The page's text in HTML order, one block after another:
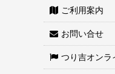
ご利用案内
お問い合せ
つり吉オンラ